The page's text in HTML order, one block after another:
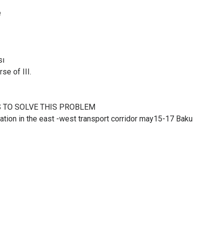
of III.
TO SOLVE THIS PROBLEM
in the east -west transport corridor may15-17 Baku